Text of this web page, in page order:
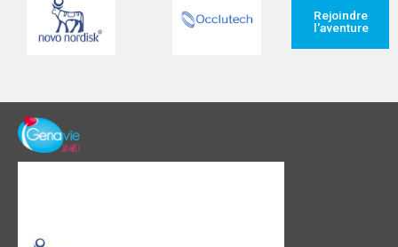
Rejoindre
l'aventure